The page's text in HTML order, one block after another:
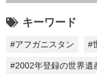
キーワード
#アフガニスタン #
#2002年登録の世界遺